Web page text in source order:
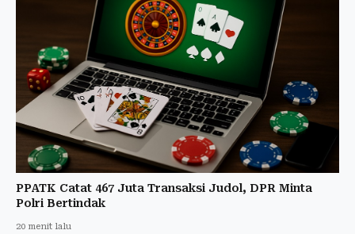
PPATK Catat 467 Juta Transaksi Judol, DPR Minta
Polri Bertindak
20 menit lalu